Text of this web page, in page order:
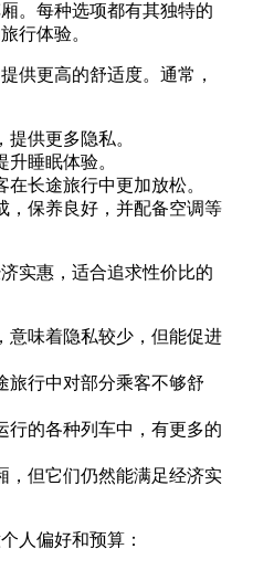
。每种选项都有其独特的
行体验。
供更高的舒适度。通常，
提供更多隐私。
睡眠体验。
长途旅行中更加放松。
，保养良好，并配备空调等
实惠，适合追求性价比的
意味着隐私较少，但能促进
旅行中对部分乘客不够舒
行的各种列车中，有更多的
，但它们仍然能满足经济实
人偏好和预算：